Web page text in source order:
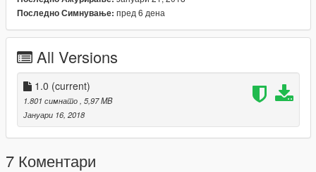
Последно Симнување: пред 6 дена
All Versions
1.0 (current)
1.801 симнато , 5,97 MB
Јануари 16, 2018
7 Коментари